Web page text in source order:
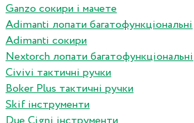
Ganzo сокири і мачете
Adimanti лопати багатофункціональні
Adimanti сокири
Nextorch лопати багатофункціональні
Сivivi тактичні ручки
Boker Plus тактичні ручки
Skif інструменти